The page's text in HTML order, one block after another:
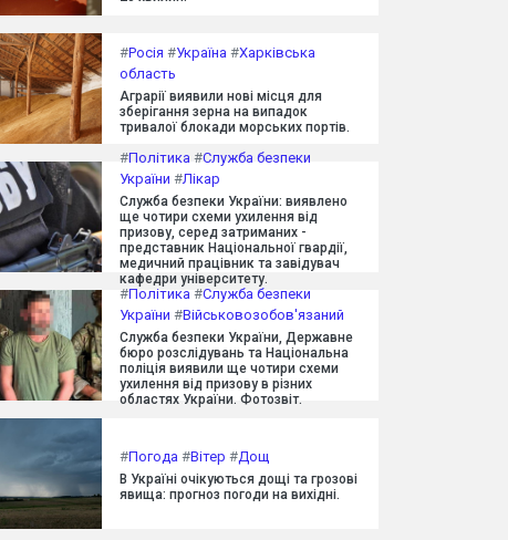
#Росія #Україна #Харківська
область
Аграрії виявили нові місця для
зберігання зерна на випадок
тривалої блокади морських портів.
#Політика #Служба безпеки
України #Лікар
Служба безпеки України: виявлено
ще чотири схеми ухилення від
призову, серед затриманих -
представник Національної гвардії,
медичний працівник та завідувач
кафедри університету.
#Політика #Служба безпеки
України #Військовозобов'язаний
Служба безпеки України, Державне
бюро розслідувань та Національна
поліція виявили ще чотири схеми
ухилення від призову в різних
областях України. Фотозвіт.
#Погода #Вітер #Дощ
В Україні очікуються дощі та грозові
явища: прогноз погоди на вихідні.